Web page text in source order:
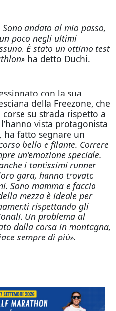
andato al mio passo,
poco negli ultimi
È stato un ottimo test
ha detto Duchi.
con la sua
della Freezone, che
su strada rispetto a
vista protagonista
ha fatto segnare un
bello e filante. Correre
un’emozione speciale.
i tantissimi runner
gara, hanno trovato
Sono mamma e faccio
mezza è ideale per
rispettando gli
Un problema al
dalla corsa in montagna,
sempre di più».